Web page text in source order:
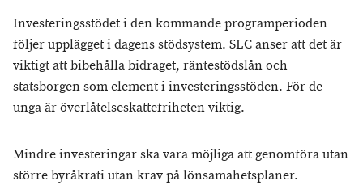
Investeringsstödet i den kommande programperioden
följer upplägget i dagens stödsystem. SLC anser att det är
viktigt att bibehålla bidraget, räntestödslån och
statsborgen som element i investeringsstöden. För de
unga är överlåtelseskattefriheten viktig.
Mindre investeringar ska vara möjliga att genomföra utan
större byråkrati utan krav på lönsamahetsplaner.